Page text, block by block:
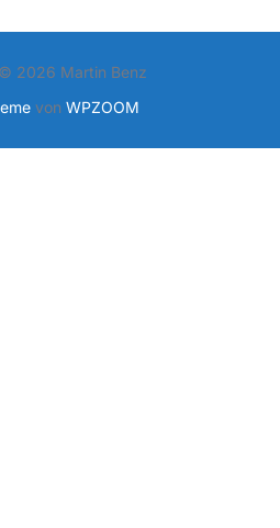
2026 Martin Benz
von WPZOOM